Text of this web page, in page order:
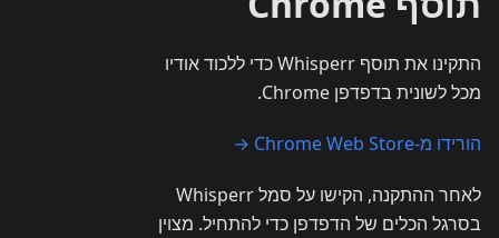
התקינו את תוסף Whisperr כדי ללכוד אודיו
מכל לשונית בדפדפן Chrome.
הורידו מ-Chrome Web Store →
לאחר ההתקנה, הקישו על סמל Whisperr
בסרגל הכלים של הדפדפן כדי להתחיל. מצוין